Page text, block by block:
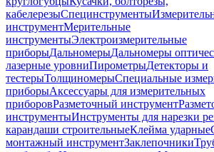
кабелерезыСпецинструменты
инструментМерительные
инструментыЭлектроизмерительные
приборыДальномерыДальномеры
лазерные уровниПирометрыДетекторы и
тестерыТолщиномерыСпециальные
приборыАксессуары для измерительных
приборовРазметочный инструмент
инструментыИнструменты для нарезки
карандаши строительныеКлейма ударные
монтажный инструментЗаклепочники